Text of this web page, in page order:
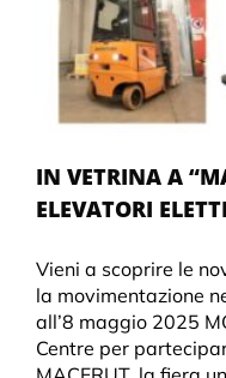
IN VETRINA A
ELEVATORI
Vieni a scoprire le
la movimentazione
all’8 maggio 2025
Centre per